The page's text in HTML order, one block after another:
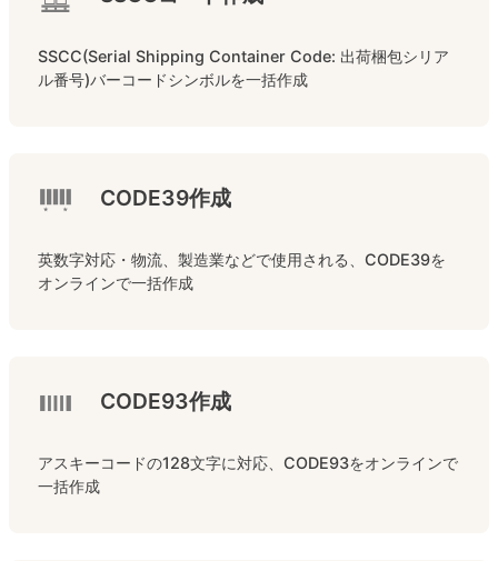
SSCC(Serial Shipping Container Code: 出荷梱包シリア
ル番号)バーコードシンボルを一括作成
CODE39作成
英数字対応・物流、製造業などで使用される、CODE39を
オンラインで一括作成
CODE93作成
アスキーコードの128文字に対応、CODE93をオンラインで
一括作成